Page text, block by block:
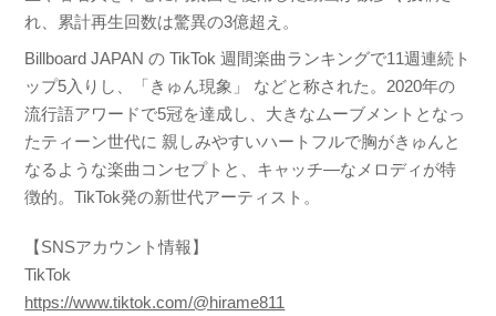
れ、累計再生回数は驚異の3億超え。
Billboard JAPAN の TikTok 週間楽曲ランキングで11週連続ト
ップ5入りし、「きゅん現象」 などと称された。2020年の
流行語アワードで5冠を達成し、大きなムーブメントとなっ
たティーン世代に 親しみやすいハートフルで胸がきゅんと
なるような楽曲コンセプトと、キャッチ―なメロディが特
徴的。TikTok発の新世代アーティスト。
【SNSアカウント情報】
TikTok
https://www.tiktok.com/@hirame811